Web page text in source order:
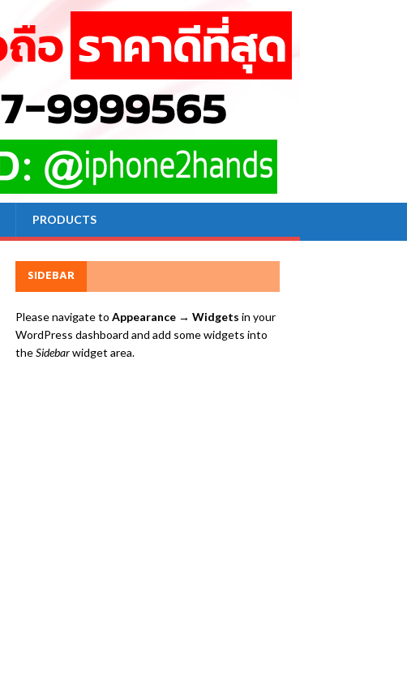
PRODUCTS
SIDEBAR
Please navigate to Appearance → Widgets in your
WordPress dashboard and add some widgets into
theSidebarwidget area.